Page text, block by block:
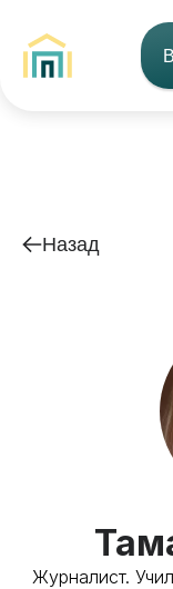
Назад
Журналист.